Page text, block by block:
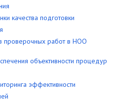
качества подготовки
проверочных работ в НОО
объективности процедур
эффективности